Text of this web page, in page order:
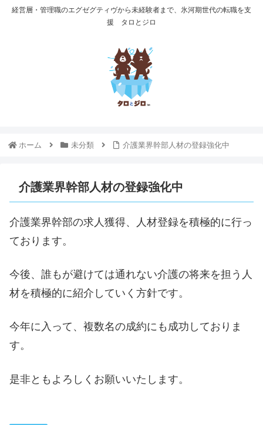
経営層・管理職のエグゼグティヴから未経験者まで、氷河期世代の転職を支
援 タロとジロ
ホーム 未分類 介護業界幹部人材の登録強化中
介護業界幹部人材の登録強化中
介護業界幹部の求人獲得、人材登録を積極的に行っ
ております。
今後、誰もが避けては通れない介護の将来を担う人
材を積極的に紹介していく方針です。
今年に入って、複数名の成約にも成功しておりま
す。
是非ともよろしくお願いいたします。